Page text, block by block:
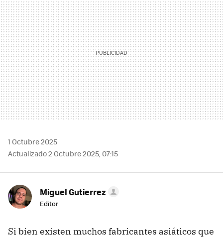
1 Octubre 2025
Actualizado 2 Octubre 2025, 07:15
Miguel Gutierrez
Editor
Si bien existen muchos fabricantes asiáticos que